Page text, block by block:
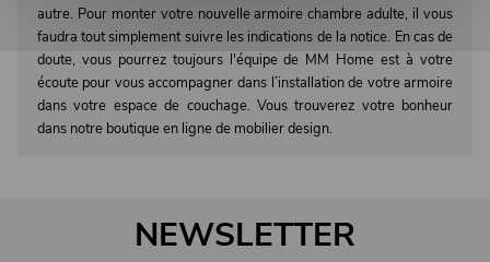
autre. Pour monter votre nouvelle armoire chambre adulte, il vous
faudra tout simplement suivre les indications de la notice. En cas de
doute, vous pourrez toujours l'équipe de MM Home est à votre
écoute pour vous accompagner dans l’installation de votre armoire
dans votre espace de couchage. Vous trouverez votre bonheur
dans notre boutique en ligne de mobilier design.
NEWSLETTER